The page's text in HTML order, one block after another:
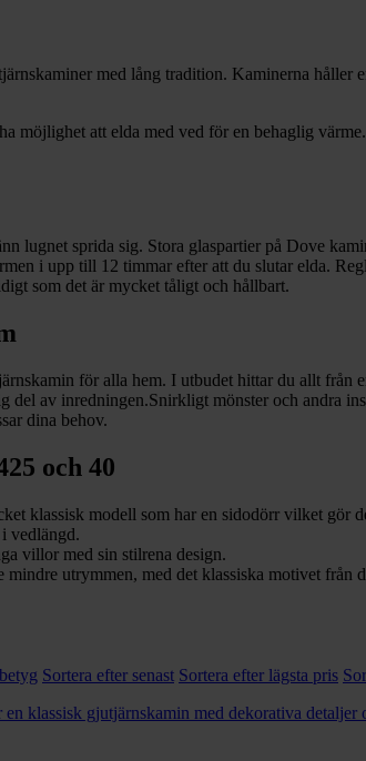
med lång tradition. Kaminerna
möjlighet att elda med ved för en behaglig
lugnet sprida sig. Stora glaspartier på Dove
i upp till 12 timmar efter att du slutar elda.
som det är mycket tåligt och hållbart.
för alla hem. I utbudet hittar du allt
del av inredningen.Snirkligt mönster och andra
dina behov.
och 40
klassisk modell som har en sidodörr vilket gör
vedlängd.
villor med sin stilrena design.
utrymmen, med det klassiska motivet från
Sortera efter senast Sortera efter lägsta pris